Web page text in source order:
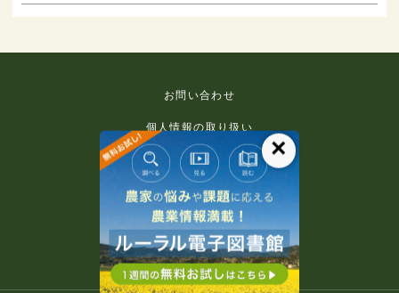
お問い合わせ
個人情報の取り扱い
免責事項
利用規約
推奨環境
著作権等について
×